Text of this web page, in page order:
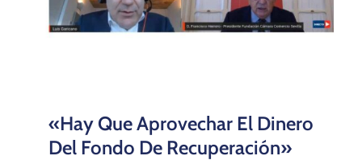
«Hay Que Aprovechar El Dinero
Del Fondo De Recuperación»